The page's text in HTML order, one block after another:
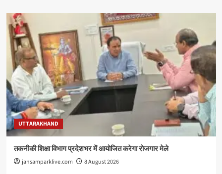
UTTARAKHAND
तकनीकी शिक्षा विभाग प्रदेशभर में आयोजित करेगा रोजगार मेले
jansamparklive.com 8 August 2026